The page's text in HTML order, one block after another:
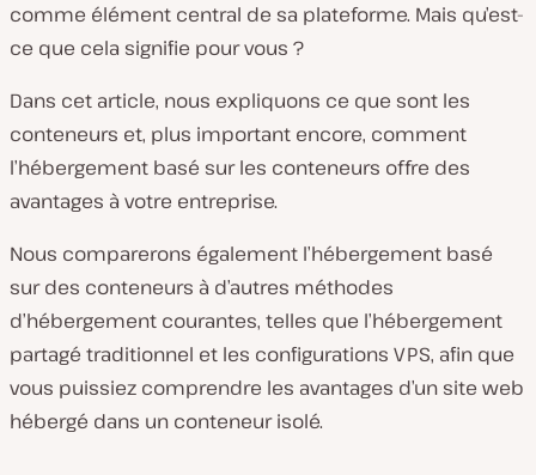
comme élément central de sa plateforme. Mais qu’est-
ce que cela signifie pour vous ?
Dans cet article, nous expliquons ce que sont les
conteneurs et, plus important encore, comment
l’hébergement basé sur les conteneurs offre des
avantages à votre entreprise.
Nous comparerons également l’hébergement basé
sur des conteneurs à d’autres méthodes
d’hébergement courantes, telles que l’hébergement
partagé traditionnel et les configurations VPS, afin que
vous puissiez comprendre les avantages d’un site web
hébergé dans un conteneur isolé.